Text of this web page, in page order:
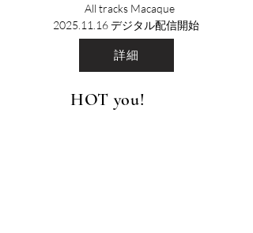
All tracks Macaque
2025.11.16デジタル配信開始
詳細
​HOT you!